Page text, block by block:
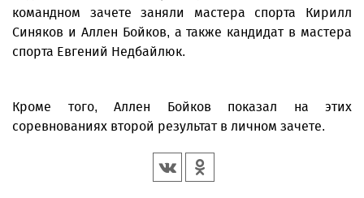
командном зачете заняли мастера спорта Кирилл
Синяков и Аллен Бойков, а также кандидат в мастера
спорта Евгений Недбайлюк.
Кроме того, Аллен Бойков показал на этих
соревнованиях второй результат в личном зачете.